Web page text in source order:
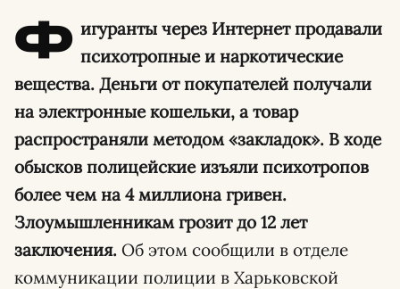
Ф игуранты через Интернет продавали
психотропные и наркотические
вещества. Деньги от покупателей получали
на электронные кошельки, а товар
распространяли методом «закладок». В ходе
обысков полицейские изъяли психотропов
более чем на 4 миллиона гривен.
Злоумышленникам грозит до 12 лет
заключения. Об этом сообщили в отделе
коммуникации полиции в Харьковской